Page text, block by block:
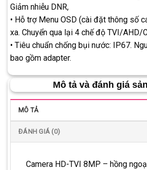
Giảm nhiễu DNR,
• Hỗ trợ Menu OSD (cài đặt thông số
xa. Chuyển qua lại 4 chế độ TVI/AHD/
• Tiêu chuẩn chống bụi nước: IP67.
bao gồm adapter.
Mô tả và đánh giá
MÔ TẢ
ĐÁNH GIÁ (0)
Camera HD-TVI 8MP – hồng